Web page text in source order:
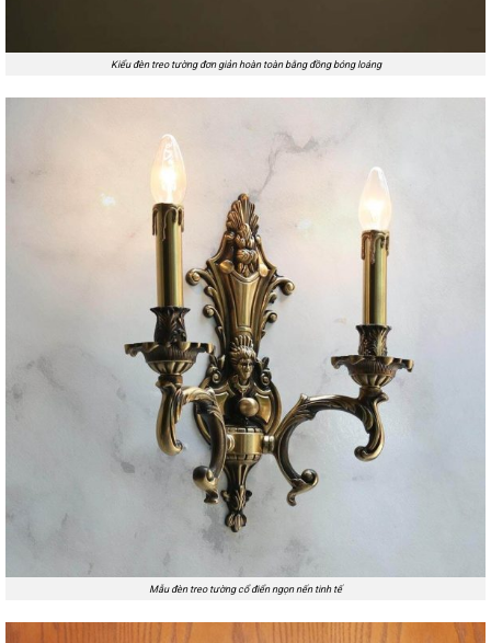
Kiểu đèn treo tường đơn giản hoàn toàn bằng đồng bóng loáng
Mẫu đèn treo tường cổ điển ngọn nến tinh tế